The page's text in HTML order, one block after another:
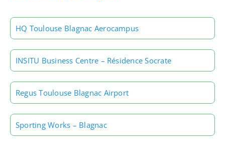
HQ Toulouse Blagnac Aerocampus
INSITU Business Centre – Résidence Socrate
Regus Toulouse Blagnac Airport
Sporting Works – Blagnac